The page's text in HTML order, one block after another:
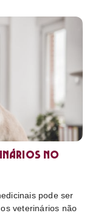
no
pode ser
veterinários não